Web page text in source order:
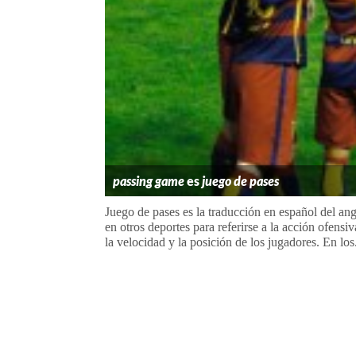
passing gameesjuego de pases
Juego de pases es la traducción en español del
en otros deportes para referirse a la acción
la velocidad y la posición de los jugadores. En